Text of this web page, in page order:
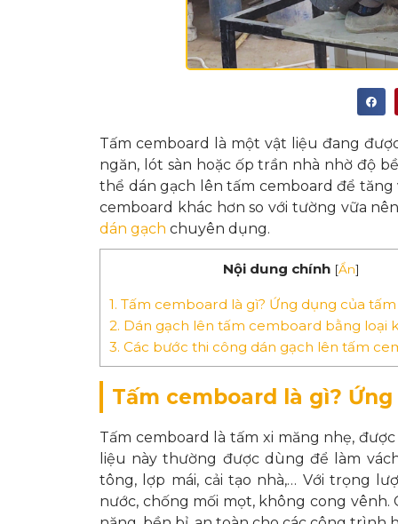
Tấm cemboard là một vật liệu đang
ngăn, lót sàn hoặc ốp trần nhà nhờ độ
thể dán gạch lên tấm cemboard để tăng
cemboard khác hơn so với tường vữa
dán gạch chuyên dụng.
Nội dung chính [Ẩn]
1. Tấm cemboard là gì? Ứng dụng của
2. Dán gạch lên tấm cemboard bằng loại
3. Các bước thi công dán gạch lên tấm
Tấm cemboard là gì?
Tấm cemboard là tấm xi măng nhẹ,
liệu này thường được dùng để làm
tông, lợp mái, cải tạo nhà,… Với trọng
nước, chống mối mọt, không cong